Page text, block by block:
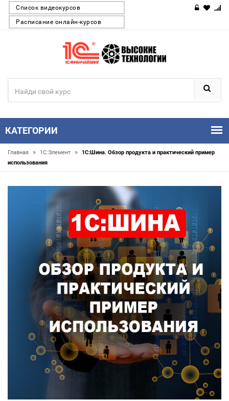
Список видеокурсов
Расписание онлайн-курсов
КАТЕГОРИИ
Главная » 1С:Элемент »
1С:Шина. Обзор продукта и практический пример
использования